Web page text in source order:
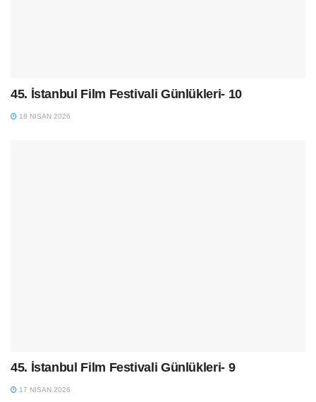
45. İstanbul Film Festivali Günlükleri- 10
18 NISAN 2026
45. İstanbul Film Festivali Günlükleri- 9
17 NISAN 2026